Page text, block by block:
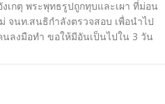
g
g
m
bl
er
e
p
y
n
ar
e
เกตุ พระพุทธรูปถูกทุบและเผา ที่ม่อน
ม่ จนท.สนธิกำลังตรวจสอบ เพื่อนำไป
ลงมือทำ ขอให้มีอันเป็นไปใน 3 วัน